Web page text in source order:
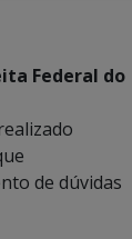
Federal do
de dúvidas